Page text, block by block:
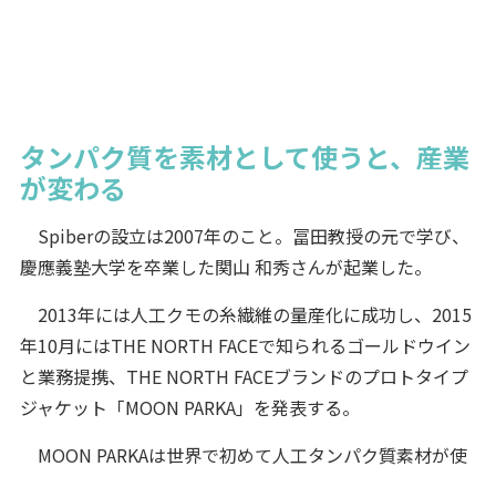
タンパク質を素材として使うと、産業
が変わる
Spiberの設立は2007年のこと。冨田教授の元で学び、
慶應義塾大学を卒業した関山 和秀さんが起業した。
2013年には人工クモの糸繊維の量産化に成功し、2015
年10月にはTHE NORTH FACEで知られるゴールドウイン
と業務提携、THE NORTH FACEブランドのプロトタイプ
ジャケット「MOON PARKA」を発表する。
MOON PARKAは世界で初めて人工タンパク質素材が使